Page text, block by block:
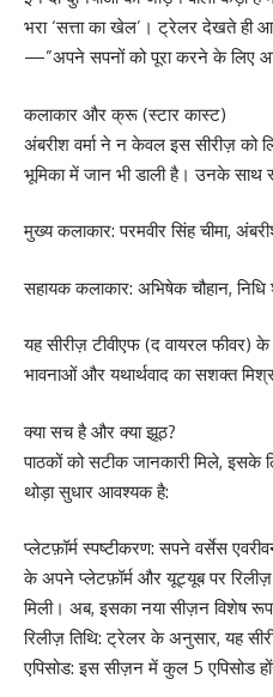
भरा ‘सत्ता का खेल’। ट्रेलर देखते ही
—”अपने सपनों को पूरा करने के लिए
कलाकार और क्रू (स्टार कास्ट)
अंबरीश वर्मा ने न केवल इस सीरीज़ को
भूमिका में जान भी डाली है। उनके साथ
मुख्य कलाकार: परमवीर सिंह चीमा,
सहायक कलाकार: अभिषेक चौहान,
यह सीरीज़ टीवीएफ (द वायरल फीवर) के
भावनाओं और यथार्थवाद का सशक्त
क्या सच है और क्या झूठ?
पाठकों को सटीक जानकारी मिले,
थोड़ा सुधार आवश्यक है:
प्लेटफ़ॉर्म स्पष्टीकरण: सपने वर्सेस
के अपने प्लेटफ़ॉर्म और यूट्यूब पर
मिली। अब, इसका नया सीज़न विशेष रूप
रिलीज़ तिथि: ट्रेलर के अनुसार, यह
एपिसोड: इस सीज़न में कुल 5 एपिसोड